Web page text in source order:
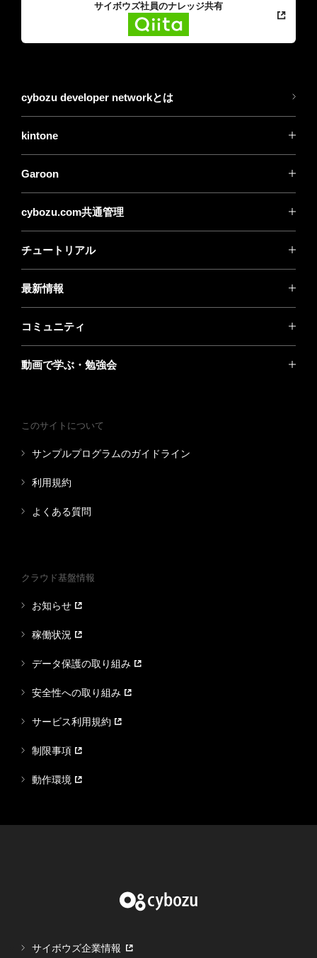
サイボウズ社員のナレッジ共有
cybozu developer networkとは
kintone
Garoon
cybozu.com共通管理
チュートリアル
最新情報
コミュニティ
動画で学ぶ・勉強会
このサイトについて
サンプルプログラムのガイドライン
利用規約
よくある質問
クラウド基盤情報
お知らせ
稼働状況
データ保護の取り組み
安全性への取り組み
サービス利用規約
制限事項
動作環境
サイボウズ企業情報